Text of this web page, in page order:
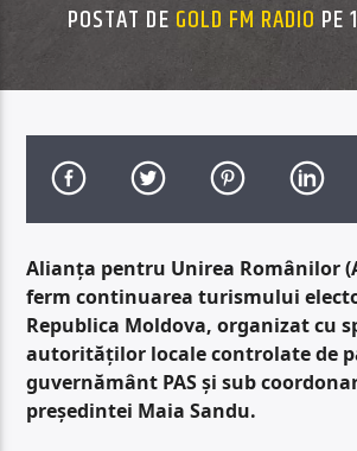
POSTAT DE GOLD FM RADIO PE
Alianța pentru Unirea Românilor
ferm continuarea turismului
Republica Moldova, organizat cu
autorităților locale controlate de
guvernământ PAS și sub
președintei Maia Sandu.